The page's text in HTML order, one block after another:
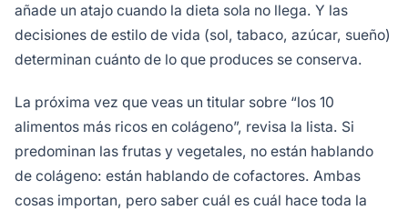
añade un atajo cuando la dieta sola no llega. Y las
decisiones de estilo de vida (sol, tabaco, azúcar, sueño)
determinan cuánto de lo que produces se conserva.
La próxima vez que veas un titular sobre “los 10
alimentos más ricos en colágeno”, revisa la lista. Si
predominan las frutas y vegetales, no están hablando
de colágeno: están hablando de cofactores. Ambas
cosas importan, pero saber cuál es cuál hace toda la